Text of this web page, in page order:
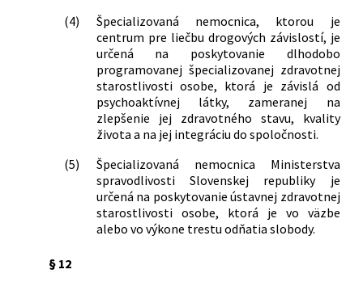
(4)
Špecializovaná nemocnica, ktorou je
centrum pre liečbu drogových závislostí, je
určená na poskytovanie dlhodobo
programovanej špecializovanej zdravotnej
starostlivosti osobe, ktorá je závislá od
psychoaktívnej látky, zameranej na
zlepšenie jej zdravotného stavu, kvality
života a na jej integráciu do spoločnosti.
(5)
Špecializovaná nemocnica Ministerstva
spravodlivosti Slovenskej republiky je
určená na poskytovanie ústavnej zdravotnej
starostlivosti osobe, ktorá je vo väzbe
alebo vo výkone trestu odňatia slobody.
§ 12